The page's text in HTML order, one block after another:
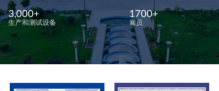
3,000+
生产和测试设备
1700+
雇员